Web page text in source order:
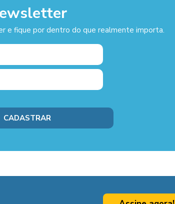
e fique por dentro do que realmente importa.